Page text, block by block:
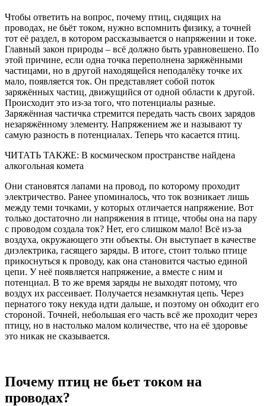
Чтобы ответить на вопрос, почему птиц, сидящих на
проводах, не бьёт током, нужно вспомнить физику, а точней
тот её раздел, в котором рассказывается о напряжении и токе.
Главный закон природы – всё должно быть уравновешено. По
этой причине, если одна точка переполнена заряжёнными
частицами, но в другой находящейся неподалёку точке их
мало, появляется ток. Он представляет собой поток
заряжённых частиц, движущийся от одной области к другой.
Происходит это из-за того, что потенциалы разные.
Заряжённая частичка стремится передать часть своих зарядов
незаряжённому элементу. Напряжением же и называют ту
самую разность в потенциалах. Теперь что касается птиц.
ЧИТАТЬ ТАКЖЕ: В космическом пространстве найдена
алкогольная комета
Они становятся лапами на провод, по которому проходит
электричество. Ранее упоминалось, что ток возникает лишь
между теми точками, у которых отличается напряжение. Вот
только достаточно ли напряжения в птице, чтобы она на пару
с проводом создала ток? Нет, его слишком мало! Всё из-за
воздуха, окружающего эти объекты. Он выступает в качестве
диэлектрика, гасящего заряды. В итоге, стоит только птице
прикоснуться к проводу, как она становится частью единой
цепи. У неё появляется напряжение, а вместе с ним и
потенциал. В то же время заряды не выходят потому, что
воздух их рассеивает. Получается незамкнутая цепь. Через
пернатого току некуда идти дальше, и поэтому он обходит его
стороной. Точней, небольшая его часть всё же проходит через
птицу, но в настолько малом количестве, что на её здоровье
это никак не сказывается.
Почему птиц не бьет током на
проводах?